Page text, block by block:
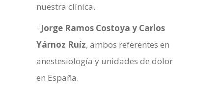
nuestra clínica.
–Jorge Ramos Costoya y Carlos
Yárnoz Ruíz, ambos referentes en
anestesiología y unidades de dolor
en España.